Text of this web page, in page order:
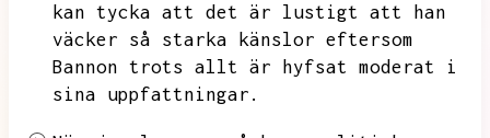
kan tycka att det är lustigt att han
väcker så starka känslor eftersom
Bannon trots allt är hyfsat moderat i
sina uppfattningar.